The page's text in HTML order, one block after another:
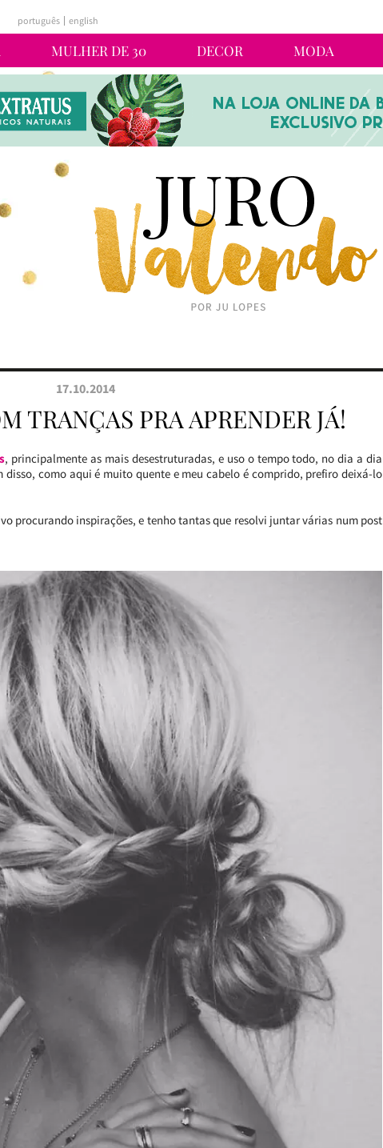
MULHER DE 30 DECOR MODA
português english
17.10.2014
TRANÇAS PRA APRENDER JÁ!
, principalmente as mais desestruturadas, e uso o tempo todo, no dia a dia
disso, como aqui é muito quente e meu cabelo é comprido, prefiro deixá-lo
procurando inspirações, e tenho tantas que resolvi juntar várias num post